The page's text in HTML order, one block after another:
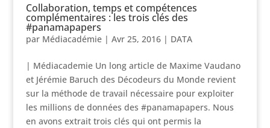
Collaboration, temps et compétences
complémentaires : les trois clés des
#panamapapers
par Médiacadémie| Avr 25, 2016| DATA
| Médiacademie Un long article de Maxime Vaudano
et Jérémie Baruch des Décodeurs du Monde revient
sur la méthode de travail nécessaire pour exploiter
les millions de données des #panamapapers. Nous
en avons extrait trois clés qui ont permis la